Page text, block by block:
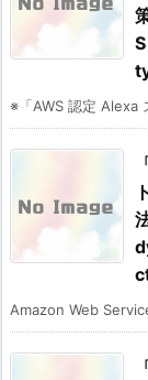
※「AWS 認定 Alexa
Amazon Web